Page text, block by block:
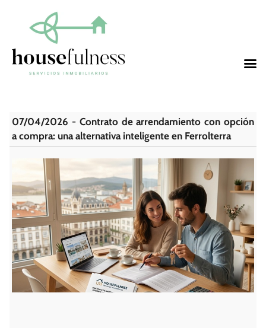
07/04/2026 - Contrato de arrendamiento con opción
a compra: una alternativa inteligente en Ferrolterra